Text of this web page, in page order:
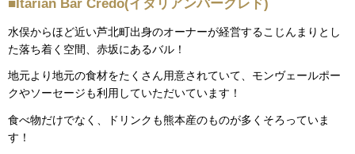
■Itarian Bar Credo(イタリアンバークレド)
水俣からほど近い芦北町出身のオーナーが経営するこじんまりとし
た落ち着く空間、赤坂にあるバル！
地元より地元の食材をたくさん用意されていて、モンヴェールポー
クやソーセージも利用していただいています！
食べ物だけでなく、ドリンクも熊本産のものが多くそろっていま
す！